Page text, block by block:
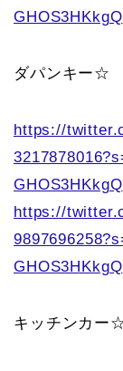
GHOS3HKkgQ
ダパンキー☆
https://
GHOS3HKkgQ
https://
GHOS3HKkgQ
キッチンカー